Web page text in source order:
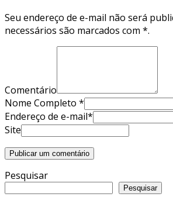
Seu endereço de e-mail não será
necessários são marcados com *.
Comentário
Nome Completo *
Endereço de e-mail*
Site
Pesquisar
Pesquisar